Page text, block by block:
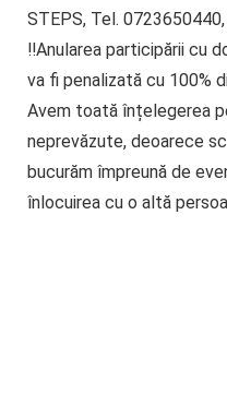
STEPS, Tel.
‼️Anularea participării cu
va fi penalizată cu 100%
Avem toată înțelegerea
neprevăzute, deoarece
bucurăm împreună de
înlocuirea cu o altă